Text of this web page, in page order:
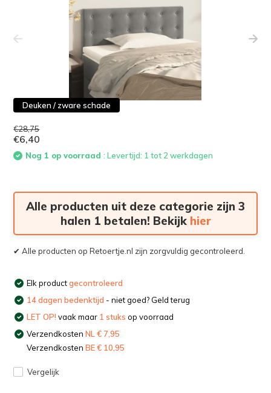
Deuken / zware schade
€28,75
€6,40
Nog 1 op voorraad: Levertijd: 1 tot 2 werkdagen
Alle producten uit deze categorie zijn 3
halen 1 betalen! Bekijk hier
✔ Alle producten op Retoertje.nl zijn zorgvuldig gecontroleerd.
Elk productgecontroleerd
14 dagen bedenktijd - niet goed? Geld terug
LET OP! vaak maar 1 stuks op voorraad
VerzendkostenNL € 7,95
VerzendkostenBE € 10,95
Vergelijk